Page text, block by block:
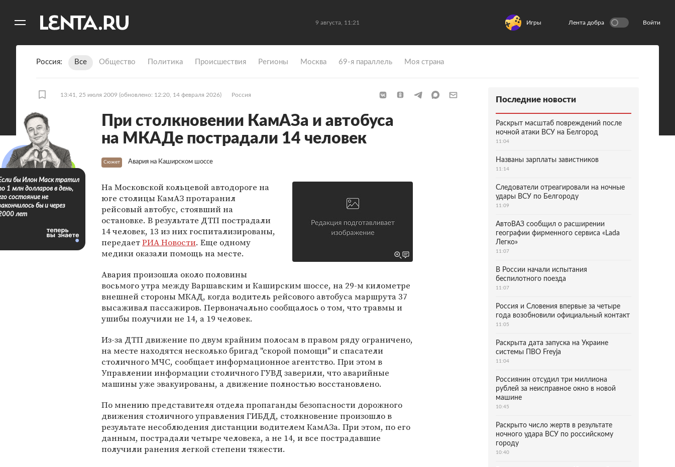
9 августа, 11:21 Игры Лента добра Войти
Россия Все Общество Политика Происшествия Регионы Москва 69-я параллель Моя страна
13:41, 25 июля 2009 (обновлено: 12:20, 14 февраля 2026) Россия
При столкновении КамАЗа и автобуса
на МКАДе пострадали 14 человек
Сюжет Авария на Каширском шоссе
На Московской кольцевой автодороге на
юге столицы КамАЗ протаранил
рейсовый автобус, стоявший на
остановке. В результате ДТП пострадали
14 человек, 13 из них госпитализированы,
передаетРИА Новости. Еще одному
медики оказали помощь на месте.
Авария произошла около половины
восьмого утра между Варшавским и Каширским шоссе, на 29-м километре
внешней стороны МКАД, когда водитель рейсового автобуса маршрута 37
высаживал пассажиров. Первоначально сообщалось о том, что травмы и
ушибы получили не 14, а 19 человек.
Из-за ДТП движение по двум крайним полосам в правом ряду ограничено,
на месте находятся несколько бригад "скорой помощи" и спасатели
столичного МЧС, сообщает информационное агентство. При этом в
Управлении информации столичного ГУВД заверили, что аварийные
машины уже эвакуированы, а движение полностью восстановлено.
По мнению представителя отдела пропаганды безопасности дорожного
движения столичного управления ГИБДД, столкновение произошло в
результате несоблюдения дистанции водителем КамАЗа. При этом, по его
данным, пострадали четыре человека, а не 14, и все пострадавшие
получили ранения легкой степени тяжести.
бы Илон Маск тратил
1 млн долларов в день,
состояние не
бы и через
лет
Последние новости
Раскрыт масштаб повреждений после
ночной атаки ВСУ на Белгород
11:04
Названы зарплаты завистников
11:14
Следователи отреагировали на ночные
удары ВСУ по Белгороду
11:09
АвтоВАЗ сообщил о расширении
географии фирменного сервиса «Lada
Легко»
11:07
В России начали испытания
беспилотного поезда
11:07
Россия и Словения впервые за четыре
года возобновили официальный контакт
11:05
Раскрыта дата запуска на Украине
системы ПВО Freyja
11:04
Россиянин отсудил три миллиона
рублей за неисправное окно в новой
машине
10:45
Раскрыто число жертв в результате
ночного удара ВСУ по российскому
городу
10:40